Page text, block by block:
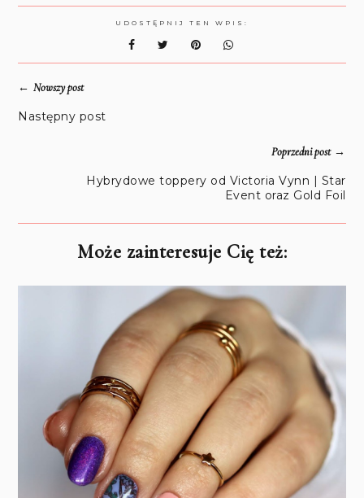
UDOSTĘPNIJ TEN WPIS:
←Nowszy post
Następny post
Poprzedni post→
Hybrydowe toppery od Victoria Vynn | Star
Event oraz Gold Foil
Może zainteresuje Cię też: